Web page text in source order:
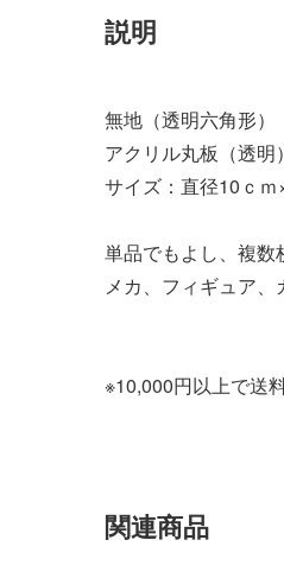
説明
無地（透明六角形
アクリル丸板（透明）
サイズ：直径10ｃｍ
単品でもよし、複
メカ、フィギュア
※10,000円以上で送
関連商品